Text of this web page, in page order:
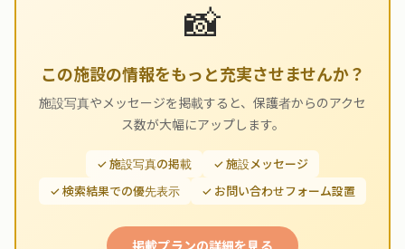
📸
この施設の情報をもっと充実させませんか？
施設写真やメッセージを掲載すると、保護者からのアクセ
ス数が大幅にアップします。
✓ 施設写真の掲載
✓ 施設メッセージ
✓ 検索結果での優先表示
✓ お問い合わせフォーム設置
掲載プランの詳細を見る